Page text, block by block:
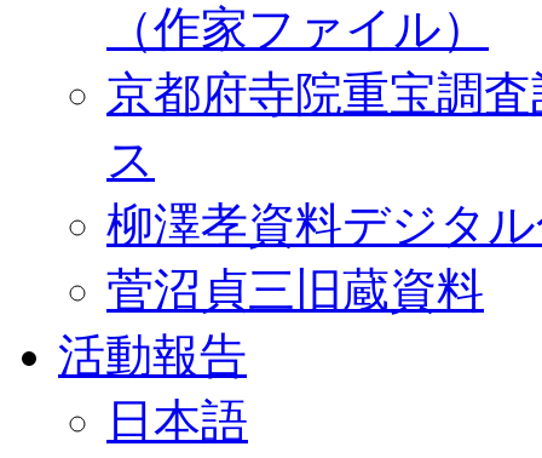
（作家ファイル）
京都府寺院重宝調
ス
柳澤孝資料デジタ
菅沼貞三旧蔵資料
活動報告
日本語